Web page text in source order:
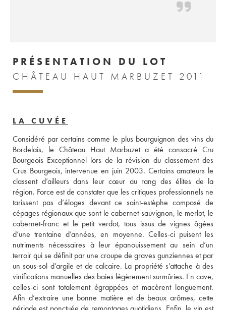
PRÉSENTATION DU LOT
CHÂTEAU HAUT MARBUZET 2011
LA CUVÉE
Considéré par certains comme le plus bourguignon des vins du
Bordelais, le Château Haut Marbuzet a été consacré Cru
Bourgeois Exceptionnel lors de la révision du classement des
Crus Bourgeois, intervenue en juin 2003. Certains amateurs le
classent d’ailleurs dans leur cœur au rang des élites de la
région. Force est de constater que les critiques professionnels ne
tarissent pas d’éloges devant ce saint-estèphe composé de
cépages régionaux que sont le cabernet-sauvignon, le merlot, le
cabernet-franc et le petit verdot, tous issus de vignes âgées
d’une trentaine d’années, en moyenne. Celles-ci puisent les
nutriments nécessaires à leur épanouissement au sein d’un
terroir qui se définit par une croupe de graves gunziennes et par
un sous-sol d’argile et de calcaire. La propriété s’attache à des
vinifications manuelles des baies légèrement surmûries. En cave,
celles-ci sont totalement égrappées et macèrent longuement.
Afin d’extraire une bonne matière et de beaux arômes, cette